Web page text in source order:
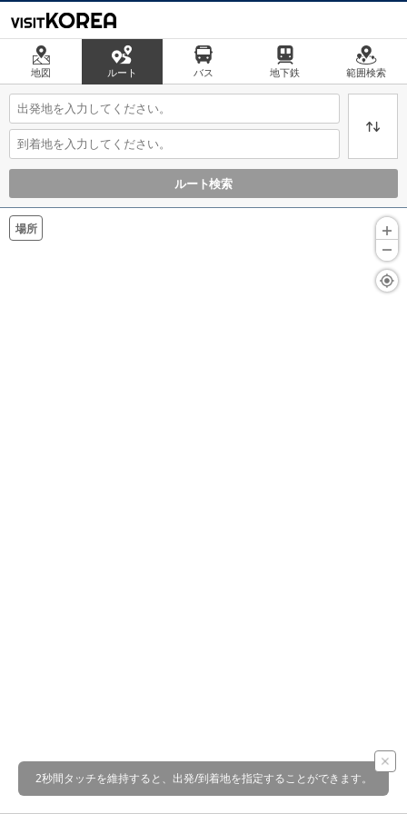
地図 ルート バス 地下鉄 範囲検索
ルート検索
場所
2秒間タッチを維持すると、出発/到着地を指定することができます。